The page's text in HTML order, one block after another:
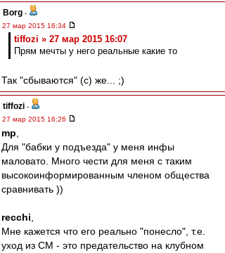
Borg -
27 мар 2015 16:34
tiffozi » 27 мар 2015 16:07
Прям мечты у него реальные какие то
Так "сбываются" (c) же... ;)
tiffozi -
27 мар 2015 16:26
mp
Для "бабки у подъезда" у меня инфы
маловато. Много чести для меня с таким
высокоинформированным членом общества
сравнивать ))
recchi
Мне кажется что его реально "понесло", т.е.
уход из СМ - это предательство на клубном